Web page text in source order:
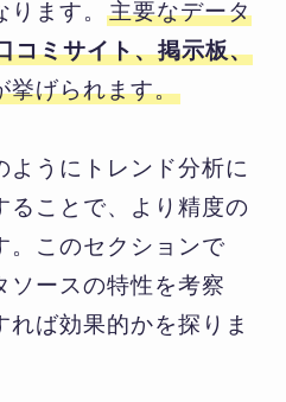
ります。主要なデータ
コミサイト、掲示板、
挙げられます。
ようにトレンド分析に
ることで、より精度の
。このセクションで
ソースの特性を考察
れば効果的かを探りま